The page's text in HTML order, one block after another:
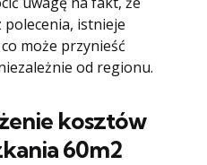
polecenia, istnieje
może przynieść
od regionu.
kosztów
60m2